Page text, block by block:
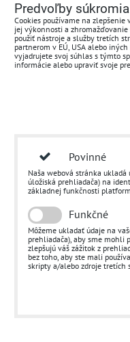
Predvoľby súkromia
Cookies používame na
jej výkonnosti a
použiť nástroje a služby tretích
partnerom v EÚ, USA alebo
vyjadrujete svoj súhlas s týmto
informácie alebo upraviť svoje
Povinné
Naša webová stránka ukladá
úložiská prehliadača) na
základnej funkčnosti
Funkčné
Môžeme ukladať údaje na
prehliadača), aby sme mohli
zlepšujú váš zážitok z
bez toho, aby ste mali
skripty a/alebo zdroje tretích